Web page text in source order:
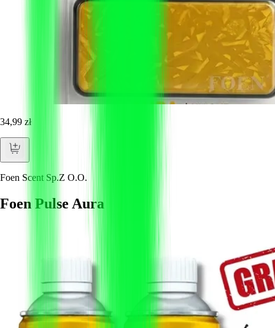
34,99 zł
Foen Scent Sp.Z O.O.
Foen Pulse Aura